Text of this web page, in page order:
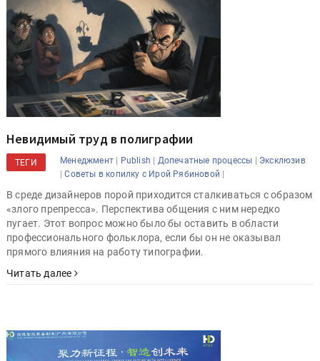
Невидимый труд в полиграфии
ТЕГИ Менеджмент | Publish | Допечатные процессы | Эксклюзив
|Советы в копилку с Ирой Рябиновой |
В среде дизайнеров порой приходится сталкиваться с образом
«злого препресса». Перспектива общения с ним нередко
пугает. Этот вопрос можно было бы оставить в области
профессионального фольклора, если бы он не оказывал
прямого влияния на работу типографии.
Читать далее